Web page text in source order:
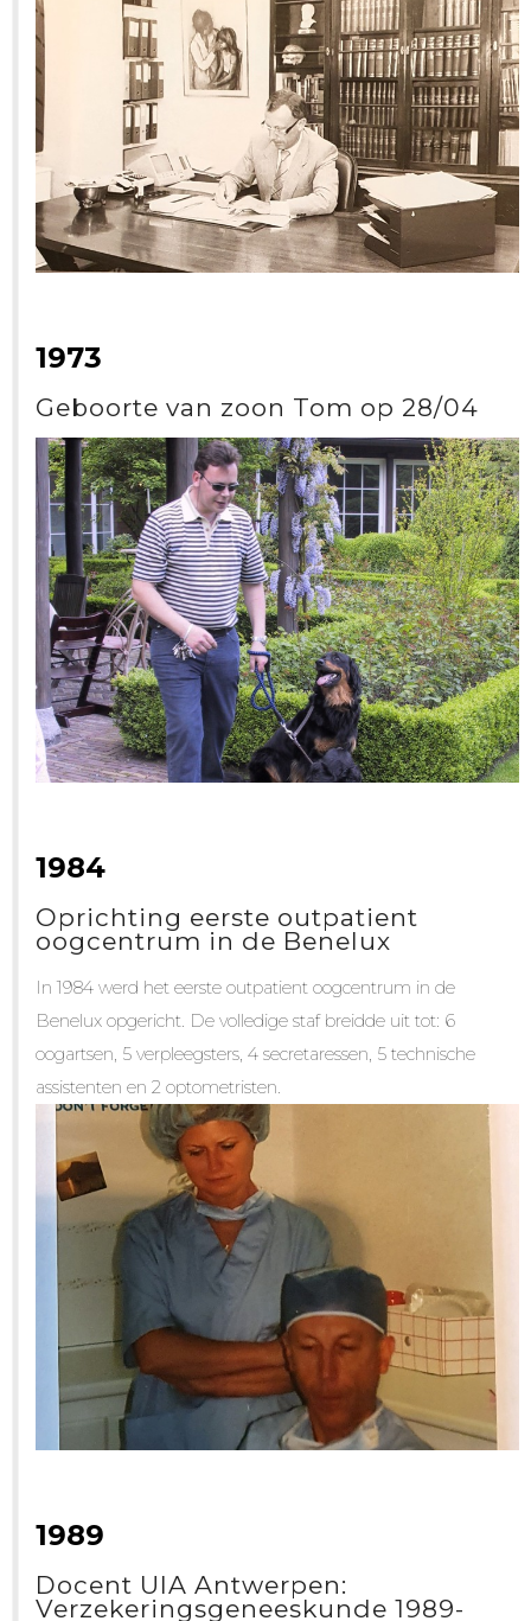
1973
Geboorte van zoon Tom op 28/04
1984
Oprichting eerste outpatient
oogcentrum in de Benelux
In 1984 werd het eerste outpatient oogcentrum in de
Benelux opgericht. De volledige staf breidde uit tot: 6
oogartsen, 5 verpleegsters, 4 secretaressen, 5 technische
assistenten en 2 optometristen.
1989
Docent UIA Antwerpen:
Verzekeringsgeneeskunde 1989-